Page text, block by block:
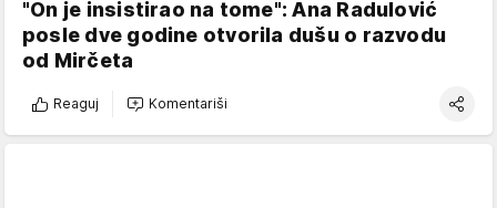
"On je insistirao na tome": Ana Radulović
posle dve godine otvorila dušu o razvodu
od Mirčeta
Reaguj Komentariši